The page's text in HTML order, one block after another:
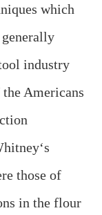
which
industry
Americans
those of
in the flour